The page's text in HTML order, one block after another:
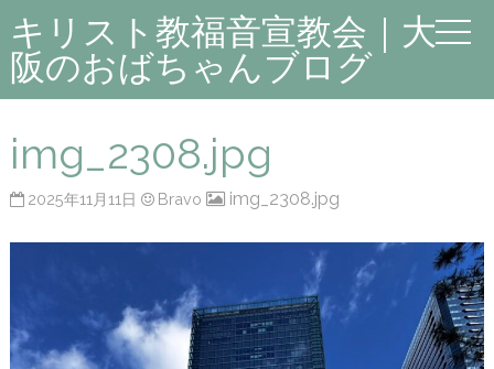
キリスト教福音宣教会｜大
阪のおばちゃんブログ
img_2308.jpg
2025年11月11日 Bravo img_2308.jpg